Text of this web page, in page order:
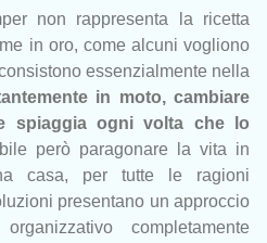
non rappresenta la ricetta
in oro, come alcuni vogliono
essenzialmente nella
in moto, cambiare
spiaggia ogni volta che lo
però paragonare la vita in
casa, per tutte le ragioni
presentano un approccio
completamente